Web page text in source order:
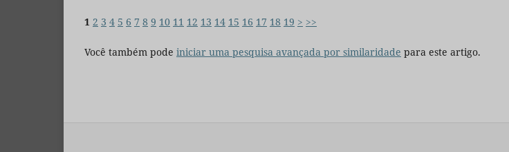
1 2 3 4 5 6 7 8 9 10 11 12 13 14 15 16 17 18 19 > >>
Você também pode iniciar uma pesquisa avançada por similaridade para este artigo.